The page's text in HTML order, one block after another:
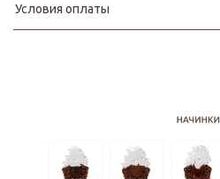
Условия оплаты